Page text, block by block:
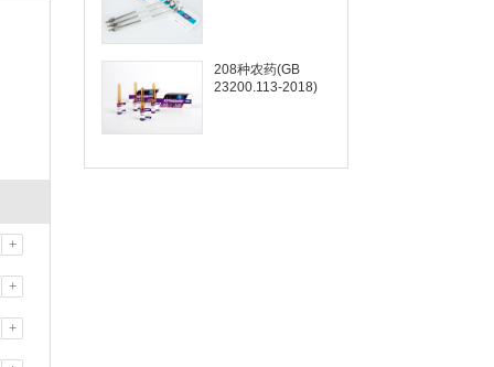
+
+
+
208种农药(GB
23200.113-2018)